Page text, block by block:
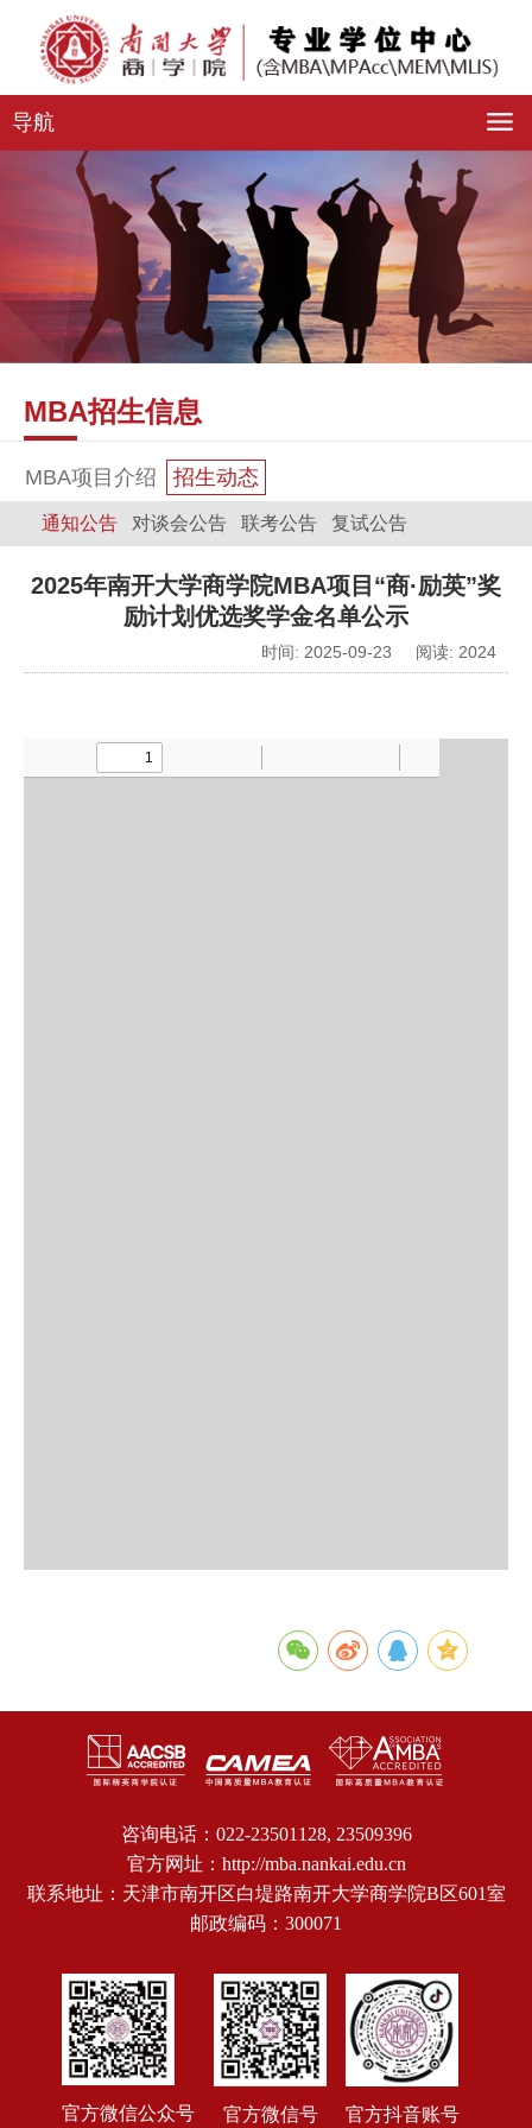
导航
MBA招生信息
MBA项目介绍 招生动态
通知公告 对谈会公告 联考公告 复试公告
2025年南开大学商学院MBA项目“商·励英”奖
励计划优选奖学金名单公示
时间: 2025-09-23 阅读: 2024
咨询电话：022-23501128, 23509396
官方网址：http://mba.nankai.edu.cn
联系地址：天津市南开区白堤路南开大学商学院B区601室
邮政编码：300071
官方微信公众号 官方微信号 官方抖音账号